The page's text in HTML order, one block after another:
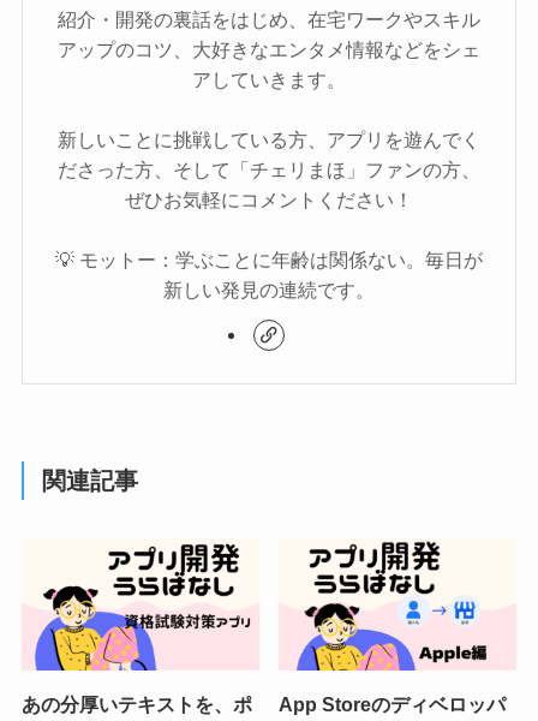
紹介・開発の裏話をはじめ、在宅ワークやスキル
アップのコツ、大好きなエンタメ情報などをシェ
アしていきます。
新しいことに挑戦している方、アプリを遊んでく
ださった方、そして「チェリまほ」ファンの方、
ぜひお気軽にコメントください！
💡 モットー：学ぶことに年齢は関係ない。毎日が
新しい発見の連続です。
関連記事
あの分厚いテキストを、ポ
App Storeのディベロッパ